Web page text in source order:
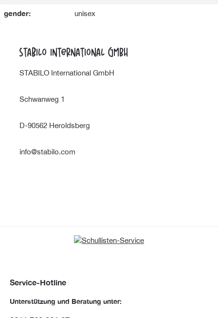
gender: unisex
STABILO International GmbH
STABILO International GmbH
Schwanweg 1
D-90562 Heroldsberg
info@stabilo.com
Service-Hotline
Unterstützung und Beratung unter: